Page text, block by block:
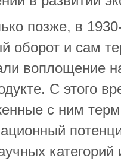
позже, в
оборот и сам
воплощение
С этого
с ним
категорий